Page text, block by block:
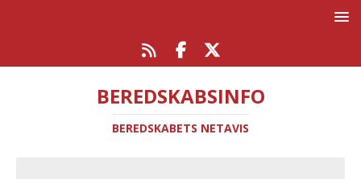
BEREDSKABSINFO
BEREDSKABETS NETAVIS